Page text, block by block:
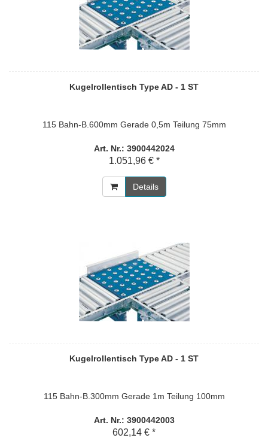
Kugelrollentisch Type AD - 1 ST
115 Bahn-B.600mm Gerade 0,5m Teilung 75mm
Art. Nr.: 3900442024
1.051,96 € *
Details
Kugelrollentisch Type AD - 1 ST
115 Bahn-B.300mm Gerade 1m Teilung 100mm
Art. Nr.: 3900442003
602,14 € *